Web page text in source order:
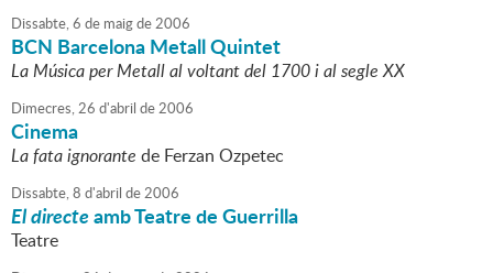
Dissabte,6 de maigde2006
BCN Barcelona Metall Quintet
La Música per Metall al voltant del 1700 i al segle XX
Dimecres,26 d'abril de2006
Cinema
La fata ignorante de Ferzan Ozpetec
Dissabte,8 d'abril de2006
El directeamb Teatre de Guerrilla
Teatre